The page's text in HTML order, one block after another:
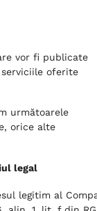
vor fi publicate
oferite
următoarele
orice alte
legal
legitim al